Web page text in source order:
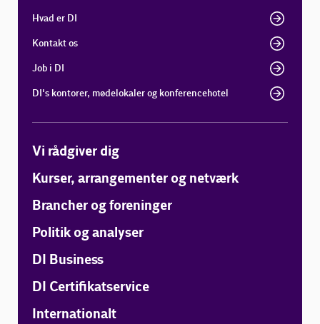
Hvad er DI
Kontakt os
Job i DI
DI's kontorer, mødelokaler og konferencehotel
Vi rådgiver dig
Kurser, arrangementer og netværk
Brancher og foreninger
Politik og analyser
DI Business
DI Certifikatservice
Internationalt